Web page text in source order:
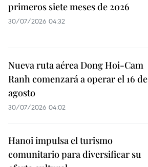
primeros siete meses de 2026
30/07/2026 04:32
Nueva ruta aérea Dong Hoi-Cam
Ranh comenzará a operar el 16 de
agosto
30/07/2026 04:02
Hanoi impulsa el turismo
comunitario para diversificar su